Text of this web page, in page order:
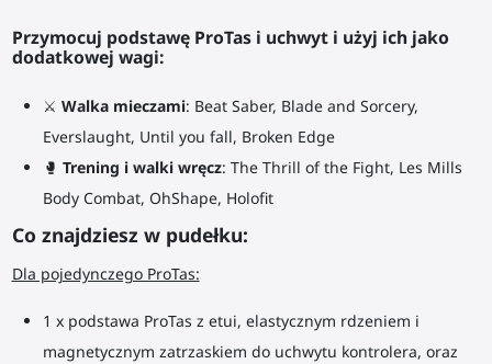
Przymocuj podstawę ProTas i uchwyt i użyj ich jako
dodatkowej wagi:
⚔ Walka mieczami: Beat Saber, Blade and Sorcery,
Everslaught, Until you fall, Broken Edge
🥊 Trening i walki wręcz: The Thrill of the Fight, Les Mills
Body Combat, OhShape, Holofit
Co znajdziesz w pudełku:
Dla pojedynczego ProTas:
1 x podstawa ProTas z etui, elastycznym rdzeniem i
magnetycznym zatrzaskiem do uchwytu kontrolera, oraz